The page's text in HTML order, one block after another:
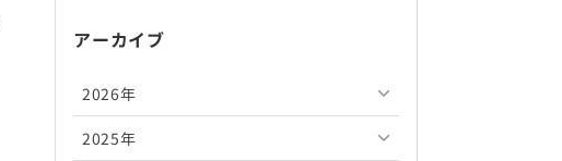
アーカイブ
2026年
2026年8月
2025年